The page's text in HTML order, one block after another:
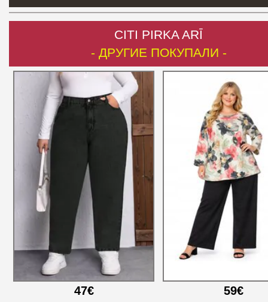
CITI PIRKA ARĪ
- ДРУГИЕ ПОКУПАЛИ -
47€ 59€